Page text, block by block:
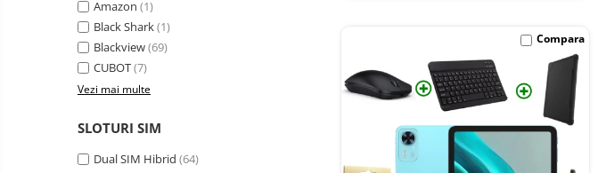
Mini Video Camera
Accesorii Camere
Supraveghere
smart,
bratari
Trotinete
Amazon (1)
Black Shark(1)
Blackview(69)
CUBOT(7)
Vezi mai multe
SLOTURI SIM
Dual SIM Hibrid (64)
Compara